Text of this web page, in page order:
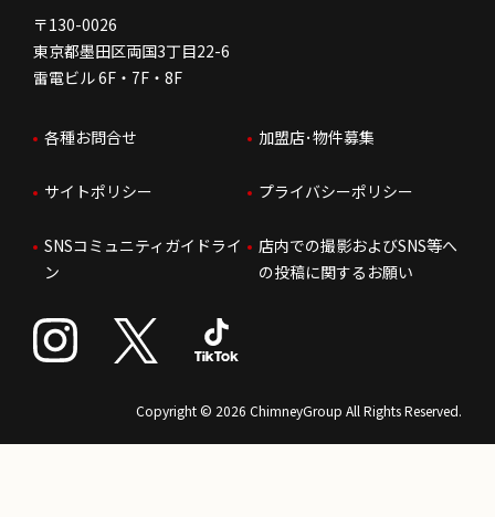
免責事項
株価情報
IRお問合せ
人を知る
はたらく環境
人財育成
サステナビリティ
FC加盟店お問合せ
〒130-0026
東京都墨田区両国3丁目22-6
雷電ビル 6F・7F・8F
各種お問合せ 加盟店･物件募集
サイトポリシー プライバシーポリシー
SNSコミュニティガイドライ
ン
店内での撮影およびSNS等へ
の投稿に関するお願い
Copyright © 2026 ChimneyGroup All Rights Reserved.